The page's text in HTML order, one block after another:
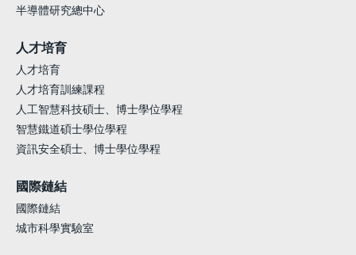
半導體研究總中心
人才培育
人才培育
人才培育訓練課程
人工智慧科技碩士、博士學位學程
智慧鐵道碩士學位學程
資訊安全碩士、博士學位學程
國際鏈結
國際鏈結
城市科學實驗室